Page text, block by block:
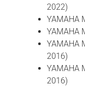
2022)
YAMAHA
YAMAHA
YAMAHA
2016)
YAMAHA
2016)